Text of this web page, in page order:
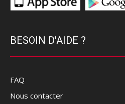
BESOIN D'AIDE ?
FAQ
Nous contacter